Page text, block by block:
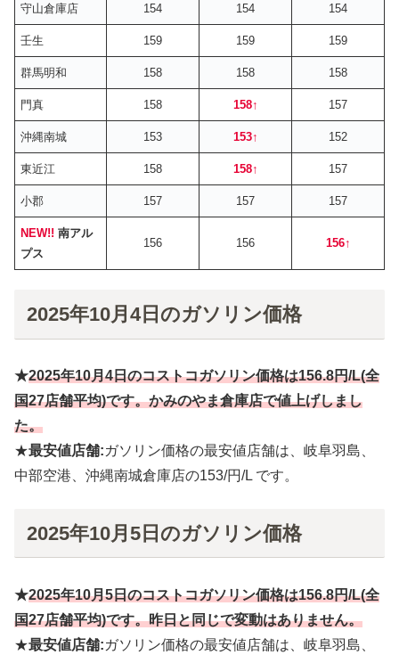
守山倉庫店 154 154 154
壬生 159 159 159
群馬明和 158 158 158
門真 158 158↑ 157
沖縄南城 153 153↑ 152
東近江 158 158↑ 157
小郡 157 157 157
NEW!! 南アル
プス
156 156 156↑
2025年10月4日のガソリン価格
★2025年10月4日のコストコガソリン価格は156.8円/L(全
国27店舗平均)です。かみのやま倉庫店で値上げしまし
た。
★最安値店舗:ガソリン価格の最安値店舗は、岐阜羽島、
中部空港、沖縄南城倉庫店の153/円/L です。
2025年10月5日のガソリン価格
★2025年10月5日のコストコガソリン価格は156.8円/L(全
国27店舗平均)です。昨日と同じで変動はありません。
★最安値店舗:ガソリン価格の最安値店舗は、岐阜羽島、